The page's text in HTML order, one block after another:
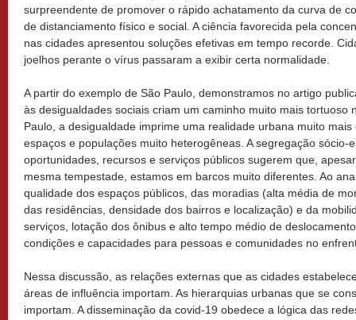
surpreendente de promover o rápido achatamento da curva de
de distanciamento físico e social. A ciência favorecida pela
nas cidades apresentou soluções efetivas em tempo recorde.
joelhos perante o vírus passaram a exibir certa normalidade.
A partir do exemplo de São Paulo, demonstramos no artigo
às desigualdades sociais criam um caminho muito mais tortuoso
Paulo, a desigualdade imprime uma realidade urbana muito
espaços e populações muito heterogêneas. A segregação sócio-
oportunidades, recursos e serviços públicos sugerem que,
mesma tempestade, estamos em barcos muito diferentes. Ao
qualidade dos espaços públicos, das moradias (alta média de
das residências, densidade dos bairros e localização) e da
serviços, lotação dos ônibus e alto tempo médio de
condições e capacidades para pessoas e comunidades no
Nessa discussão, as relações externas que as cidades
áreas de influência importam. As hierarquias urbanas que se
importam. A disseminação da covid-19 obedece a lógica das